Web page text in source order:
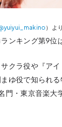
）より
ンキング第9位
サクラ役や『ア
ゆ役で知られる
門・東京音楽大